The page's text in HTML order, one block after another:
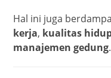
Hal ini juga
kerja, kualitas
manajemen gedung.